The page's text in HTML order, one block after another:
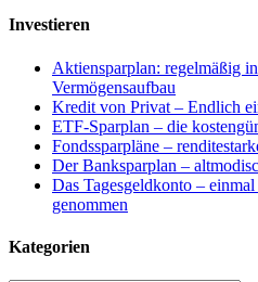
Investieren
Aktiensparplan: regelmäßig
Vermögensaufbau
Kredit von Privat – Endlich
ETF-Sparplan – die
Fondssparpläne –
Der Banksparplan –
Das Tagesgeldkonto –
genommen
Kategorien